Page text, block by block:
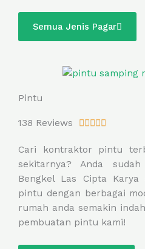
f
Semua Jenis Pagar
Pintu
138 Reviews 
t
d
5
o
u
Cari kontraktor pintu
sekitarnya? Anda
Bengkel Las Cipta
pintu dengan berbagai
rumah anda semakin
pembuatan pintu kami!